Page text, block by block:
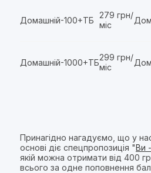
Домашній-100+ТБ
279 грн/
міс
Домашній-1000+ТБ
299 грн/
міс
Принагідно нагадуємо, що у
основі діє спецпропозиція "Ви
якій можна отримати від 400
всього за одне поповнення